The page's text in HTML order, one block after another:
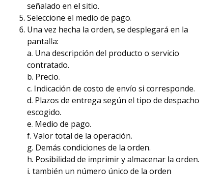
señalado en el sitio.
Seleccione el medio de pago.
Una vez hecha la orden, se desplegará en la
pantalla:
a. Una descripción del producto o servicio
contratado.
b. Precio.
c. Indicación de costo de envío si corresponde.
d. Plazos de entrega según el tipo de despacho
escogido.
e. Medio de pago.
f. Valor total de la operación.
g. Demás condiciones de la orden.
h. Posibilidad de imprimir y almacenar la orden.
i. también un número único de la orden